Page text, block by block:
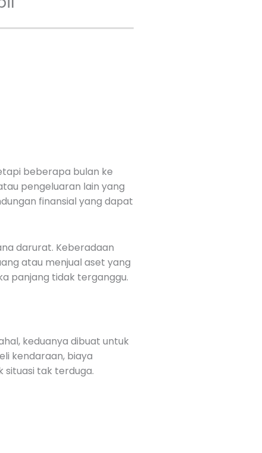
beberapa bulan ke
pengeluaran lain yang
finansial yang dapat
darurat. Keberadaan
atau menjual aset yang
panjang tidak terganggu.
keduanya dibuat untuk
kendaraan, biaya
situasi tak terduga.